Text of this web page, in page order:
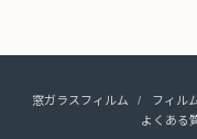
窓ガラスフィルム フィル
よくある